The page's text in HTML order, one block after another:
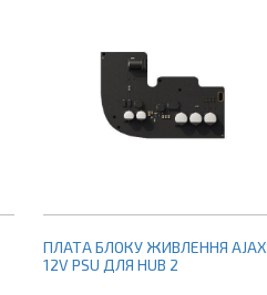
ПЛАТА БЛОКУ ЖИВЛЕННЯ AJAX
12V PSU ДЛЯ HUB 2